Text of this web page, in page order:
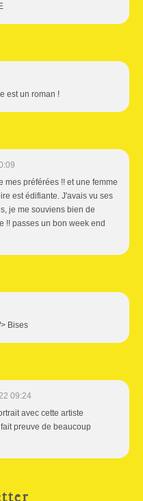
est un roman !
préférées !! et une femme
est édifiante. J'avais vu ses
je me souviens bien de
!! passes un bon week end
Bises
09:24
avec cette artiste
preuve de beaucoup